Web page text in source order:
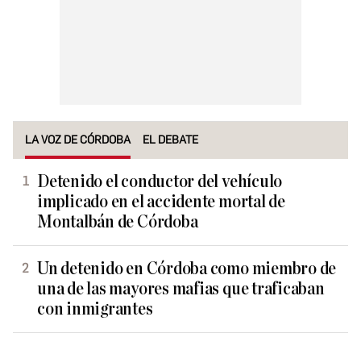
LA VOZ DE CÓRDOBA EL DEBATE
Detenido el conductor del vehículo
implicado en el accidente mortal de
Montalbán de Córdoba
Un detenido en Córdoba como miembro de
una de las mayores mafias que traficaban
con inmigrantes